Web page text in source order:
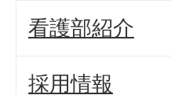
看護部紹介
採用情報